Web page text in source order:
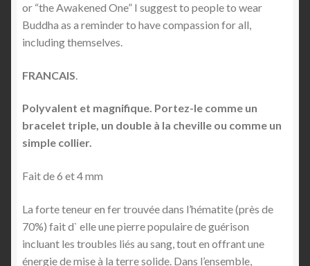
or “the Awakened One” I suggest to people to wear
Buddha as a reminder to have compassion for all,
including themselves.
FRANCAIS
Polyvalent et magnifique. Portez-le comme un
bracelet triple, un double à la cheville ou comme un
simple collier.
Fait de 6 et 4 mm
La forte teneur en fer trouvée dans l’hématite (près de
70%) fait d` elle une pierre populaire de guérison
incluant les troubles liés au sang, tout en offrant une
énergie de mise à la terre solide. Dans l’ensemble,